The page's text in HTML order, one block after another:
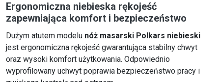
Ergonomiczna niebieska rękojeść
zapewniająca komfort i bezpieczeństwo
Dużym atutem modelu nóż masarski Polkars niebieski
jest ergonomiczna rękojeść gwarantująca stabilny chwyt
oraz wysoki komfort użytkowania. Odpowiednio
wyprofilowany uchwyt poprawia bezpieczeństwo pracy i